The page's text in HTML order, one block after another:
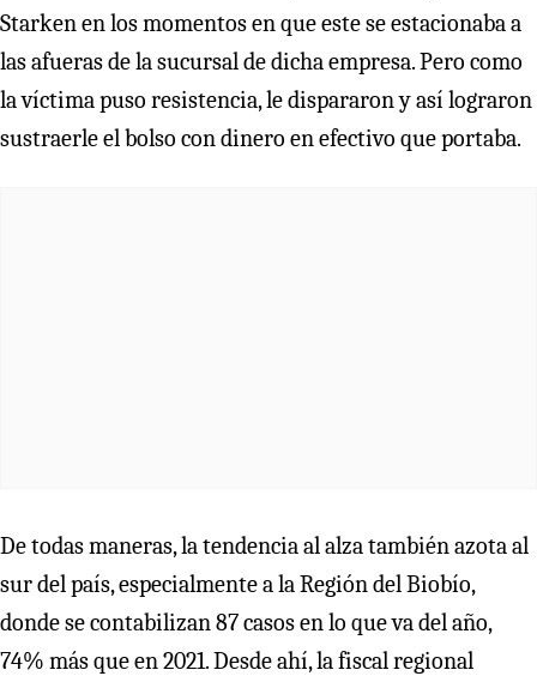
Starken en los momentos en que este se estacionaba a
las afueras de la sucursal de dicha empresa. Pero como
la víctima puso resistencia, le dispararon y así lograron
sustraerle el bolso con dinero en efectivo que portaba.
De todas maneras, la tendencia al alza también azota al
sur del país, especialmente a la Región del Biobío,
donde se contabilizan 87 casos en lo que va del año,
74% más que en 2021. Desde ahí, la fiscal regional